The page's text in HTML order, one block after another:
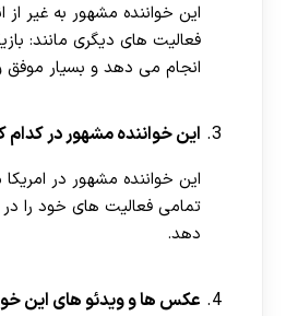
این خواننده مشهور به غیر از
فعالیت های دیگری مانند:
انجام می دهد و بسیار
این خواننده مشهور در
این خواننده مشهور در
تمامی فعالیت های خود را
دهد.
عکس ها و ویدئو های این